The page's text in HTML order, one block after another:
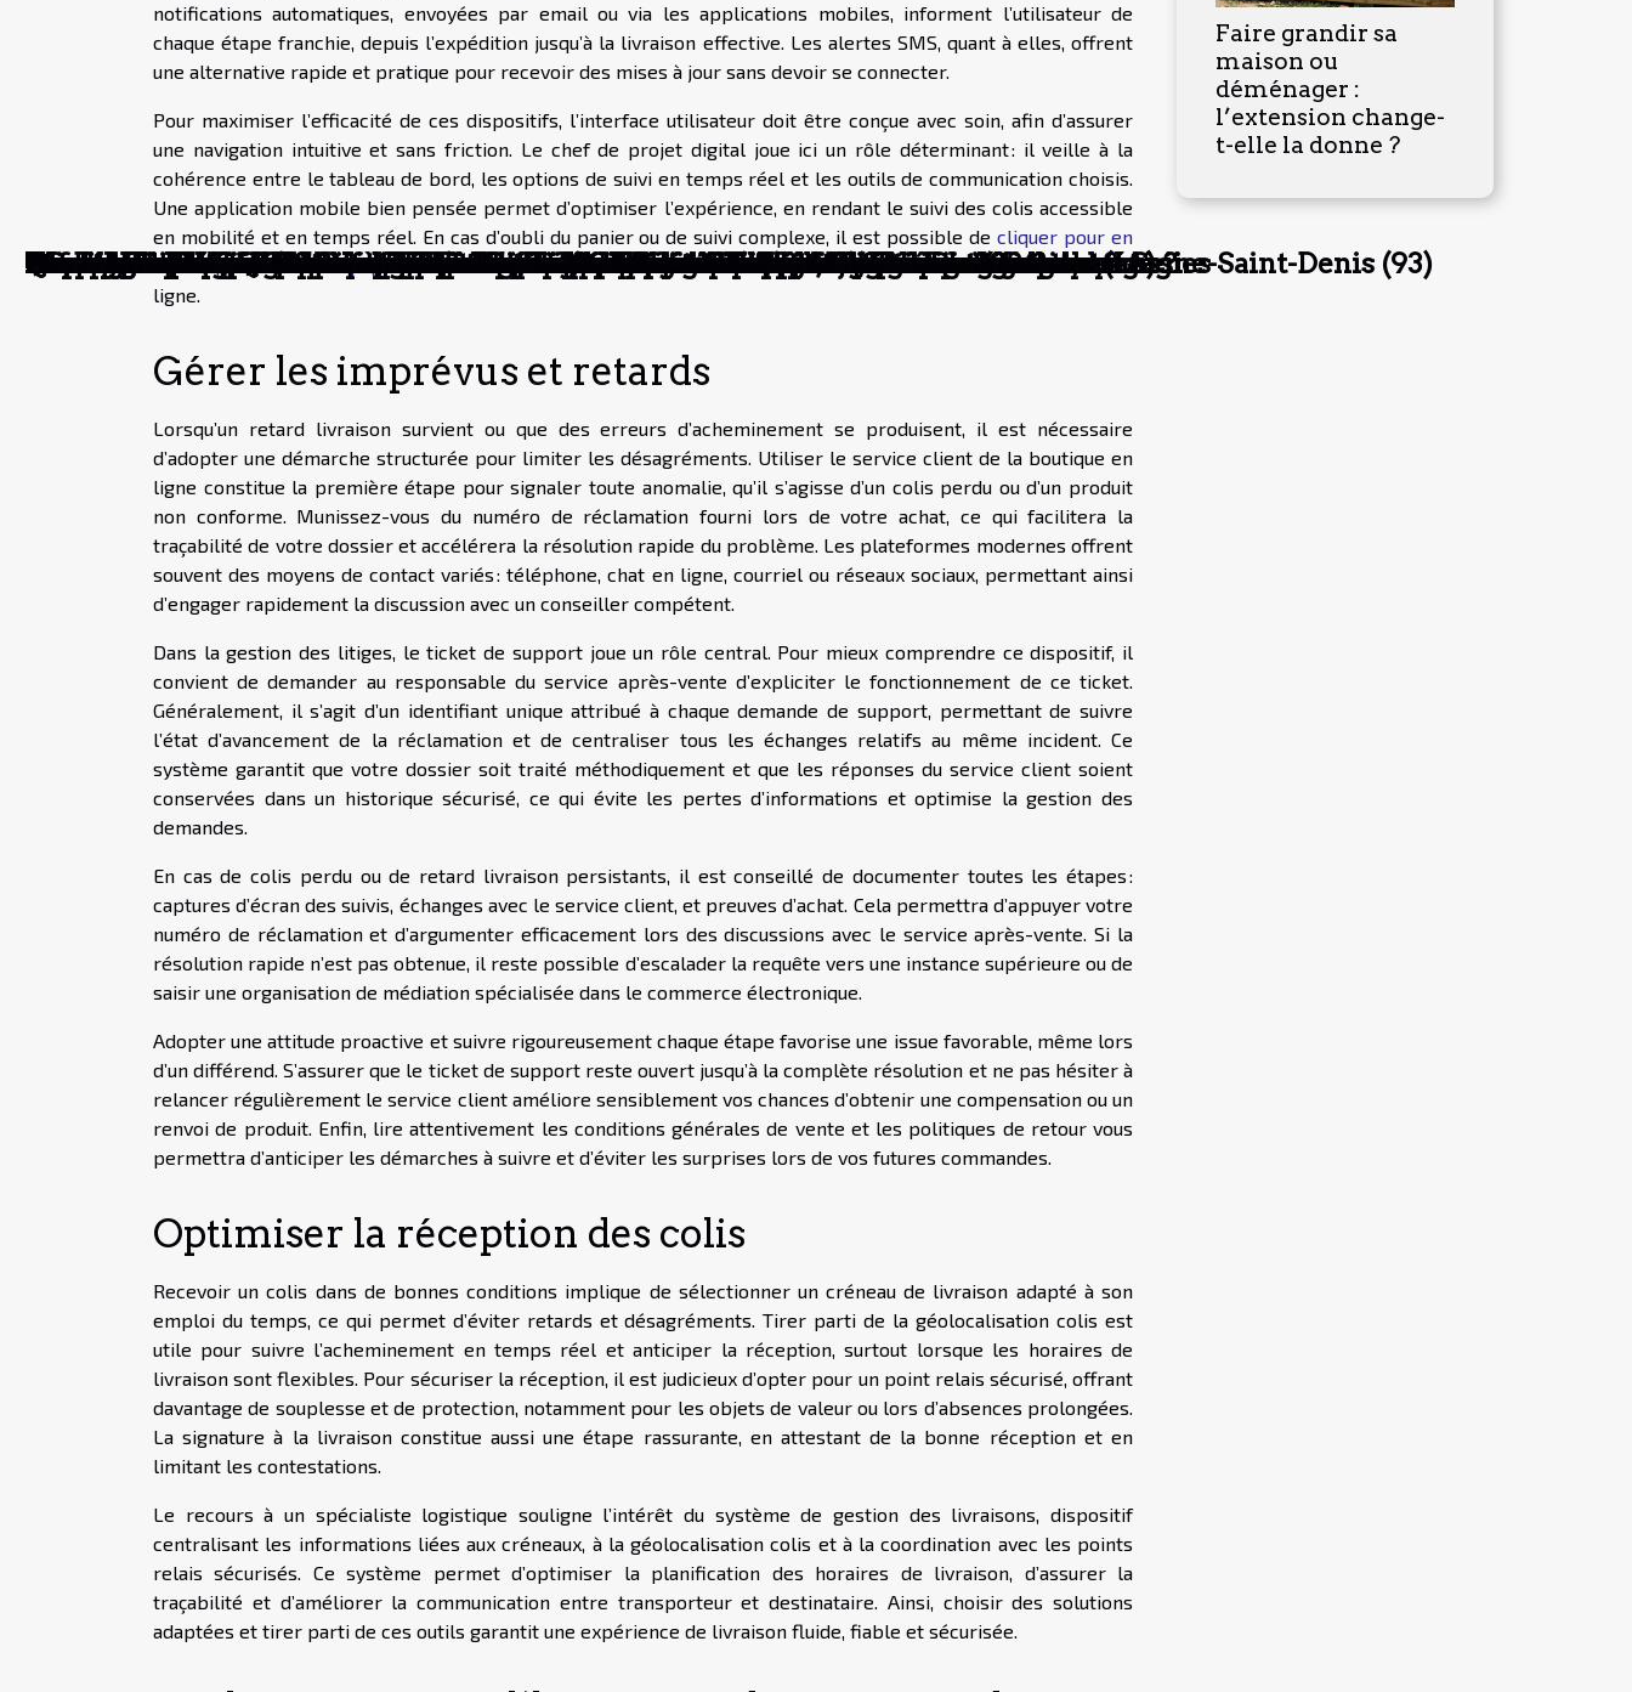
notifications automatiques, envoyées par email ou via les applications mobiles, informent l’utilisateur de
chaque étape franchie, depuis l’expédition jusqu’à la livraison effective. Les alertes SMS, quant à elles, offrent
une alternative rapide et pratique pour recevoir des mises à jour sans devoir se connecter.
Pour maximiser l’efficacité de ces dispositifs, l’interface utilisateur doit être conçue avec soin, afin d’assurer
une navigation intuitive et sans friction. Le chef de projet digital joue ici un rôle déterminant : il veille à la
cohérence entre le tableau de bord, les options de suivi en temps réel et les outils de communication choisis.
Une application mobile bien pensée permet d’optimiser l’expérience, en rendant le suivi des colis accessible
en mobilité et en temps réel. En cas d’oubli du panier ou de suivi complexe, il est possible decliquer pour en
afin de retrouver toutes les informations essentielles concernant vos achats en
ligne.
Gérer les imprévus et retards
Lorsqu’un retard livraison survient ou que des erreurs d’acheminement se produisent, il est nécessaire
d’adopter une démarche structurée pour limiter les désagréments. Utiliser le service client de la boutique en
ligne constitue la première étape pour signaler toute anomalie, qu’il s’agisse d’un colis perdu ou d’un produit
non conforme. Munissez-vous du numéro de réclamation fourni lors de votre achat, ce qui facilitera la
traçabilité de votre dossier et accélérera la résolution rapide du problème. Les plateformes modernes offrent
souvent des moyens de contact variés : téléphone, chat en ligne, courriel ou réseaux sociaux, permettant ainsi
d’engager rapidement la discussion avec un conseiller compétent.
Dans la gestion des litiges, le ticket de support joue un rôle central. Pour mieux comprendre ce dispositif, il
convient de demander au responsable du service après-vente d’expliciter le fonctionnement de ce ticket.
Généralement, il s’agit d’un identifiant unique attribué à chaque demande de support, permettant de suivre
l’état d’avancement de la réclamation et de centraliser tous les échanges relatifs au même incident. Ce
système garantit que votre dossier soit traité méthodiquement et que les réponses du service client soient
conservées dans un historique sécurisé, ce qui évite les pertes d’informations et optimise la gestion des
demandes.
En cas de colis perdu ou de retard livraison persistants, il est conseillé de documenter toutes les étapes :
captures d’écran des suivis, échanges avec le service client, et preuves d’achat. Cela permettra d’appuyer votre
numéro de réclamation et d’argumenter efficacement lors des discussions avec le service après-vente. Si la
résolution rapide n’est pas obtenue, il reste possible d’escalader la requête vers une instance supérieure ou de
saisir une organisation de médiation spécialisée dans le commerce électronique.
Adopter une attitude proactive et suivre rigoureusement chaque étape favorise une issue favorable, même lors
d’un différend. S’assurer que le ticket de support reste ouvert jusqu’à la complète résolution et ne pas hésiter à
relancer régulièrement le service client améliore sensiblement vos chances d’obtenir une compensation ou un
renvoi de produit. Enfin, lire attentivement les conditions générales de vente et les politiques de retour vous
permettra d’anticiper les démarches à suivre et d’éviter les surprises lors de vos futures commandes.
Optimiser la réception des colis
Recevoir un colis dans de bonnes conditions implique de sélectionner un créneau de livraison adapté à son
emploi du temps, ce qui permet d’éviter retards et désagréments. Tirer parti de la géolocalisation colis est
utile pour suivre l’acheminement en temps réel et anticiper la réception, surtout lorsque les horaires de
livraison sont flexibles. Pour sécuriser la réception, il est judicieux d’opter pour un point relais sécurisé, offrant
davantage de souplesse et de protection, notamment pour les objets de valeur ou lors d’absences prolongées.
La signature à la livraison constitue aussi une étape rassurante, en attestant de la bonne réception et en
limitant les contestations.
Le recours à un spécialiste logistique souligne l’intérêt du système de gestion des livraisons, dispositif
centralisant les informations liées aux créneaux, à la géolocalisation colis et à la coordination avec les points
relais sécurisés. Ce système permet d’optimiser la planification des horaires de livraison, d’assurer la
traçabilité et d’améliorer la communication entre transporteur et destinataire. Ainsi, choisir des solutions
adaptées et tirer parti de ces outils garantit une expérience de livraison fluide, fiable et sécurisée.
Faire grandir sa
maison ou
déménager :
l’extension change-
t-elle la donne ?
Quand le shopping local redessine notre consommation de beauté
Faut-il privilégier l'audace ou la sécurité pour accélérer sa carrière en 2024
Pourquoi certaines formations transforment des carrières, d’autres non
Démarches administratives : le vrai point de départ d’un projet de construction réussi
Faire grandir sa maison ou déménager : l’extension change-t-elle la donne ?
Comment identifier et acquérir une œuvre d'art unique ?
Maximiser l'espace dans un petit box de stockage
Avantages uniques d'une LLC pour gérer vos investissements américains
Offrir des porte-clés personnalisés : pour quels événements ?
Comment choisir le bon spécialiste juridique pour vos besoins ?
Stratégies pour maximiser les revenus dans le secteur du transport privé
Construire et maintenir une réputation professionnelle en ligne
Maximiser vos économies grâce à l'investissement automatique avantages et stratégies
Impact de la blockchain sur l'économie globale et les opportunités émergentes
Tendances actuelles du marché immobilier pour les acheteurs
Globals Services, votre partenaire pour la réparation rapide d’électroménager en Seine-Saint-Denis (93)
Avantages de faire appel à des professionnels pour le syndrome de Diogène
Stratégies pour maintenir la productivité en télétravail
Comment trouver un serrurier à Pornic ?
Comment la location de voiture entre particuliers peut réduire vos coûts de voyage
Comparaison des coûts entre le soutien scolaire traditionnel et en ligne
Comment la crise économique actuelle affecte le marché immobilier
Les ballons lumineux comme outils de marketing visuel : stratégies et études de cas
Quels sont les critères de base pour analyser la situation économique d’un pays ?
Extrait kbis : pourquoi est-il nécessaire pour votre entreprise ?
Crypto Ticker : Qu’est-ce que c’est et à quoi ça sert ?
Comment profiter de la forte croissance du secteur de l’intelligence artificielle (IA) ?